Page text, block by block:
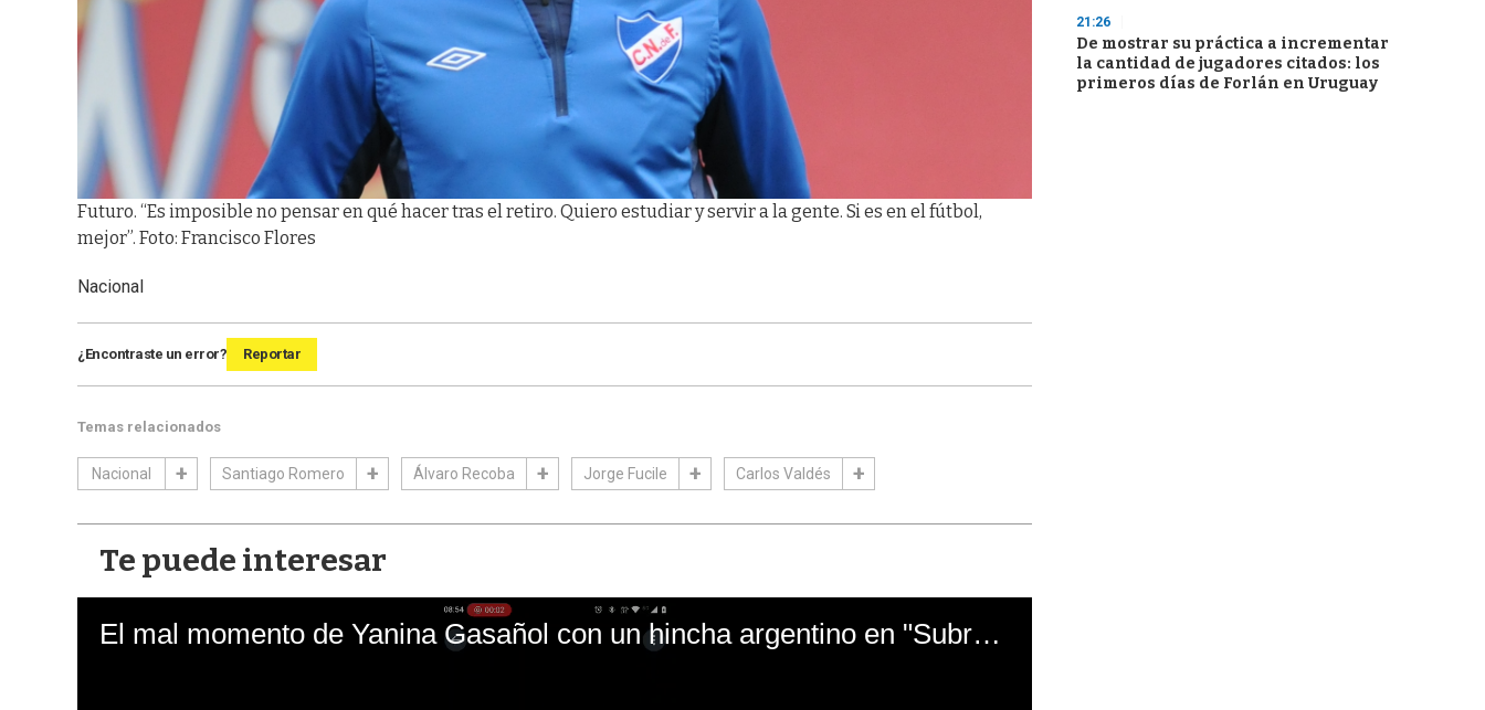
Futuro. “Es imposible no pensar en qué hacer tras el retiro. Quiero estudiar y servir a la gente. Si es en el fútbol,
mejor”. Foto: Francisco Flores
Nacional
¿Encontraste un error? Reportar
Temas relacionados
Nacional Santiago Romero Álvaro Recoba Jorge Fucile Carlos Valdés
Te puede interesar
El mal momento de Yanina Gasañol con un hincha argentino en "Subrayado"
21:26
De mostrar su práctica a incrementar
la cantidad de jugadores citados: los
primeros días de Forlán en Uruguay